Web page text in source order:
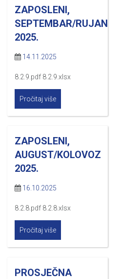
ZAPOSLENI,
SEPTEMBAR/RUJAN
2025.
14.11.2025
8.2.9.pdf 8.2.9.xlsx
Pročitaj više
ZAPOSLENI,
AUGUST/KOLOVOZ
2025.
16.10.2025
8.2.8.pdf 8.2.8.xlsx
Pročitaj više
PROSJEČNA